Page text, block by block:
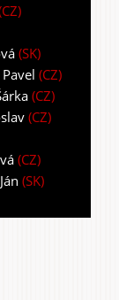
(SK)
(CZ)
(CZ)
(CZ)
(CZ)
(SK)